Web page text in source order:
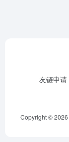
友链申请
Copyright © 2026